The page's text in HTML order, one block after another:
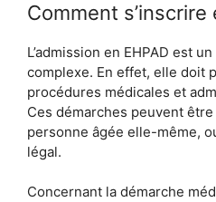
Comment s’inscrire
L’admission en EHPAD est
complexe. En effet, elle doit
procédures médicales et
Ces démarches peuvent
personne âgée elle-même,
légal.
Concernant la démarche